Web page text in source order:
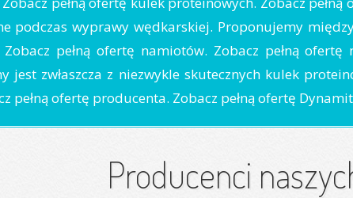
podczas wyprawy wędkarskiej. Proponujemy
pełną ofertę namiotów. Zobacz pełną
jest zwłaszcza z niezwykle skutecznych kulek
pełną ofertę producenta. Zobacz pełną ofertę
Producenci